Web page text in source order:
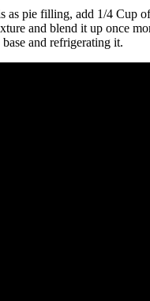
as pie filling, add 1/4 Cup
and blend it up once
and refrigerating it.